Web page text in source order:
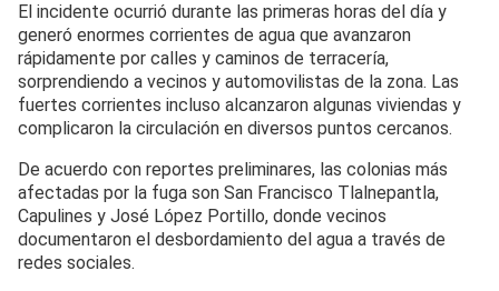
El incidente ocurrió durante las primeras horas del día y
generó enormes corrientes de agua que avanzaron
rápidamente por calles y caminos de terracería,
sorprendiendo a vecinos y automovilistas de la zona. Las
fuertes corrientes incluso alcanzaron algunas viviendas y
complicaron la circulación en diversos puntos cercanos.
De acuerdo con reportes preliminares, las colonias más
afectadas por la fuga son San Francisco Tlalnepantla,
Capulines y José López Portillo, donde vecinos
documentaron el desbordamiento del agua a través de
redes sociales.